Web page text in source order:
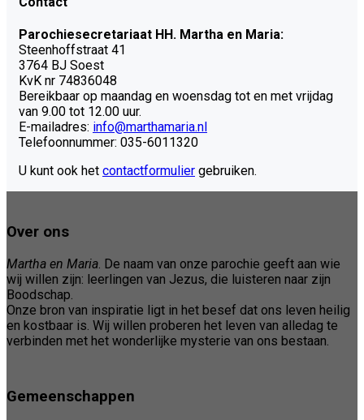
Parochiesecretariaat HH. Martha en Maria:
Steenhoffstraat 41
3764 BJ Soest
KvK nr 74836048
Bereikbaar op maandag en woensdag tot en met vrijdag
van 9.00 tot 12.00 uur.
E-mailadres: info@marthamaria.nl
Telefoonnummer: 035-6011320
U kunt ook het contactformulier gebruiken.
Over ons
Martha en Maria . De naam van onze parochie geeft aan wie
wij willen zijn: leerlingen van Jezus, die luisteren naar zijn
Boodschap.
Onze bron van inspiratie ligt in het besef dat ons leven heilig
en kostbaar is. Wij willen proberen het leven van alledag te
verbinden met het wonderlijke mysterie van ons bestaan.
Gemeenschappen